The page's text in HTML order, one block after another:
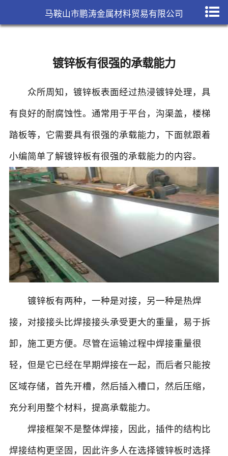
马鞍山市鹏涛金属材料贸易有限公司
镀锌板有很强的承载能力
众所周知， 镀锌板表面经过热浸镀锌处理，具
有良好的耐腐蚀性。通常用于平台，沟渠盖，楼梯
踏板等，它需要具有很强的承载能力，下面就跟着
小编简单了解镀锌板有很强的承载能力的内容。
镀锌板有两种，一种是对接，另一种是热焊
接，对接接头比焊接接头承受更大的重量，易于拆
卸，施工更方便。尽管在运输过程中焊接重量很
轻，但是它已经在早期焊接在一起，而后者只能按
区域存储，首先开槽，然后插入槽口，然后压缩，
充分利用整个材料，提高承载能力。
焊接框架不是整体焊接，因此，插件的结构比
焊接结构更坚固，因此许多人在选择镀锌板时选择